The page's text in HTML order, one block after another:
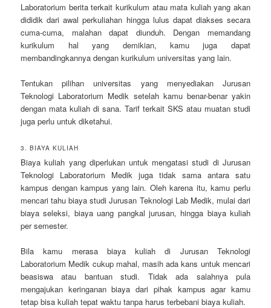
Laboratorium berita terkait kurikulum atau mata kuliah yang akan
dididik dari awal perkuliahan hingga lulus dapat diakses secara
cuma-cuma, malahan dapat diunduh. Dengan memandang
kurikulum hal yang demikian, kamu juga dapat
membandingkannya dengan kurikulum universitas yang lain.
Tentukan pilihan universitas yang menyediakan Jurusan
Teknologi Laboratorium Medik setelah kamu benar-benar yakin
dengan mata kuliah di sana. Tarif terkait SKS atau muatan studi
juga perlu untuk diketahui.
3. BIAYA KULIAH
Biaya kuliah yang diperlukan untuk mengatasi studi di Jurusan
Teknologi Laboratorium Medik juga tidak sama antara satu
kampus dengan kampus yang lain. Oleh karena itu, kamu perlu
mencari tahu biaya studi Jurusan Teknologi Lab Medik, mulai dari
biaya seleksi, biaya uang pangkal jurusan, hingga biaya kuliah
per semester.
Bila kamu merasa biaya kuliah di Jurusan Teknologi
Laboratorium Medik cukup mahal, masih ada kans untuk mencari
beasiswa atau bantuan studi. Tidak ada salahnya pula
mengajukan keringanan biaya dari pihak kampus agar kamu
tetap bisa kuliah tepat waktu tanpa harus terbebani biaya kuliah.